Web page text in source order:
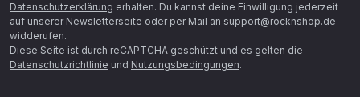
Datenschutzerklärung erhalten. Du kannst deine Einwilligung jederzeit
auf unserer Newsletterseite oder per Mail an support@rocknshop.de
widderufen.
Diese Seite ist durch reCAPTCHA geschützt und es gelten die
Datenschutzrichtlinie und Nutzungsbedingungen.